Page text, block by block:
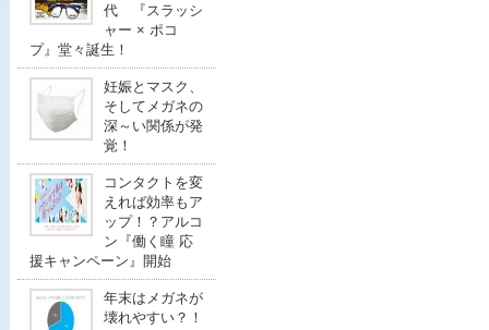
代 『スラッシ
ャー × ポコ
プ』堂々誕生！
妊娠とマスク、
そしてメガネの
深～い関係が発
覚！
コンタクトを変
えれば効率もア
ップ！？アルコ
ン『働く瞳 応
援キャンペーン』開始
年末はメガネが
壊れやすい？！